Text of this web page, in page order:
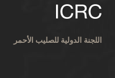
اللجنة الدولية للصليب الأحمر